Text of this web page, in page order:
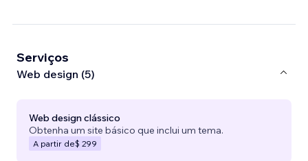
Serviços
Web design (5)
Web design clássico
Obtenha um site básico que inclui um tema.
A partir de$ 299